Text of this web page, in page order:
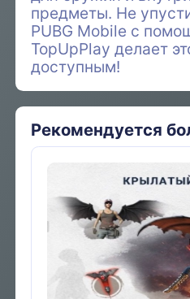
предметы. Не
PUBG Mobile с
TopUpPlay делает
доступным!
Рекомендуется